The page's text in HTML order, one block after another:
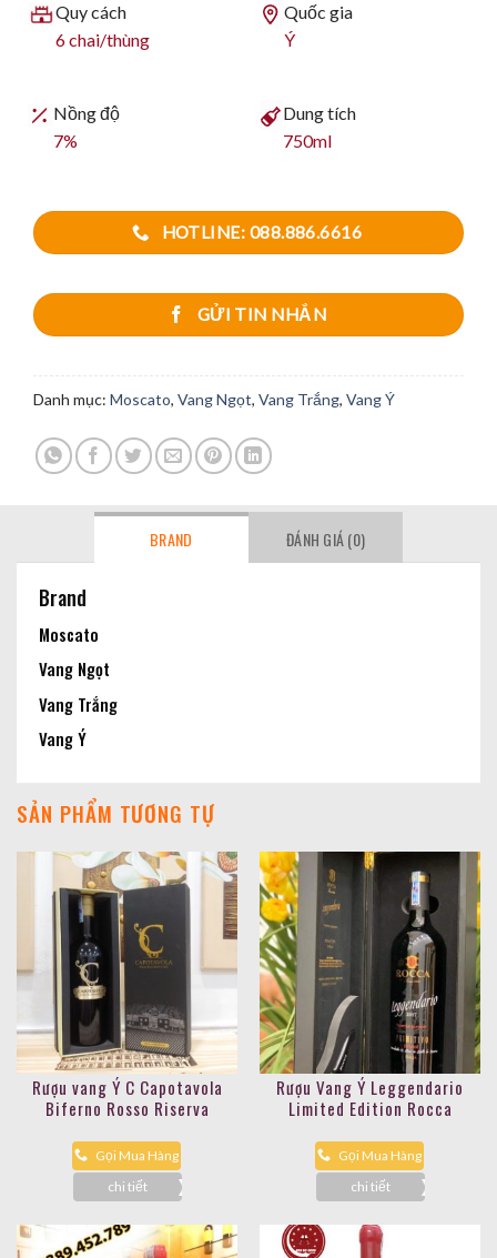
Quy cách
6 chai/thùng
Quốc gia
Ý
Nồng độ
7%
Dung tích
750ml
HOTLINE: 088.886.6616
GỬI TIN NHẮN
Danh mục: Moscato, Vang Ngọt, Vang Trắng, Vang Ý
BRAND ĐÁNH GIÁ (0)
Brand
Moscato
Vang Ngọt
Vang Trắng
Vang Ý
SẢN PHẨM TƯƠNG TỰ
Rượu vang Ý C Capotavola
Biferno Rosso Riserva
Gọi Mua Hàng
chi tiết
Rượu Vang Ý Leggendario
Limited Edition Rocca
Gọi Mua Hàng
chi tiết